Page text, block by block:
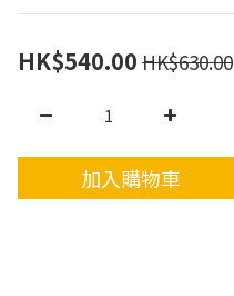
HK$540.00 HK$630.00
加入購物車